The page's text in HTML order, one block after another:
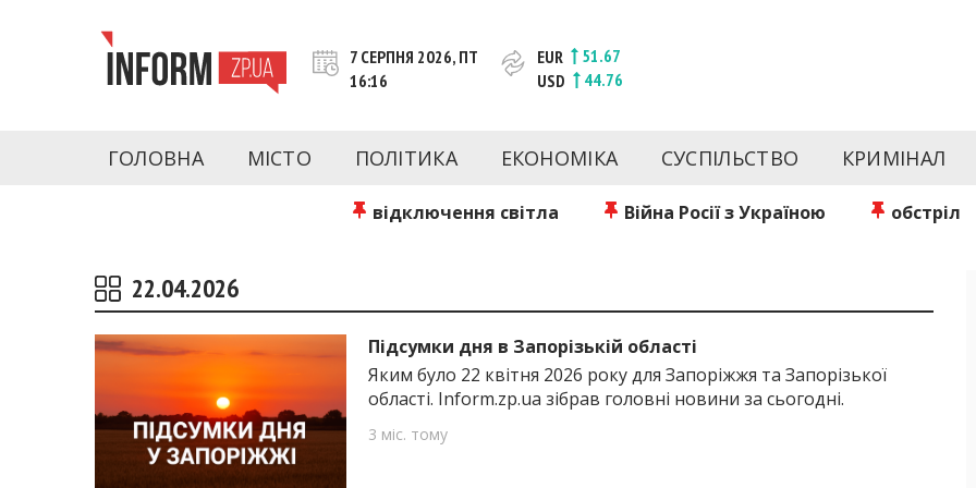
INFORM.ZP.UA – це інформаційний портал та веб-сайт новин міста Запоріжжя. Кожен день ми
Запоріжжя та Запорізької області на день. Інформація та особи Запоріжжя. INFORM.ZP.UA публікує
7 СЕРПНЯ 2026, ПТ
16:16
EUR
51.67
USD
44.76
ГОЛОВНА МІСТО ПОЛІТИКА ЕКОНОМІКА СУСПІЛЬСТВО КРИМІНАЛ
відключення світла Війна Росії з Україною обстріл
22.04.2026
Підсумки дня в Запорізькій області
Яким було 22 квітня 2026 року для Запоріжжя та Запорізької
області. Inform.zp.ua зібрав головні новини за сьогодні.
3 міс. тому